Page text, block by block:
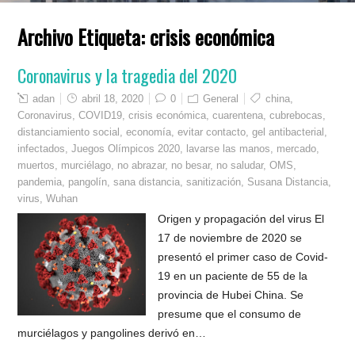
Archivo Etiqueta:crisis económica
Coronavirus y la tragedia del 2020
adan abril 18, 2020 0 General china
Coronavirus ,COVID19 ,crisis económica ,cuarentena ,cubrebocas
distanciamiento social
,economía ,evitar contacto ,gel antibacterial
infectados ,Juegos Olímpicos 2020 lavarse las manos mercado
muertos
murciélago no abrazar, no besar, no saludar,OMS
pandemia pangolín ,sana distancia ,sanitización Susana Distancia
virus ,Wuhan
Origen y propagación del virus El
17 de noviembre de 2020 se
presentó el primer caso de Covid-
19 en un paciente de 55 de la
provincia de Hubei China. Se
presume que el consumo de
murciélagos y pangolines derivó en…